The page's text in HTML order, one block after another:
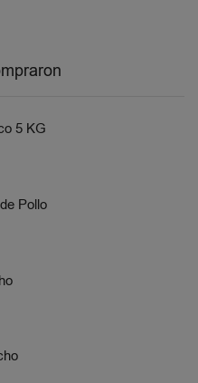
5 KG
Pollo